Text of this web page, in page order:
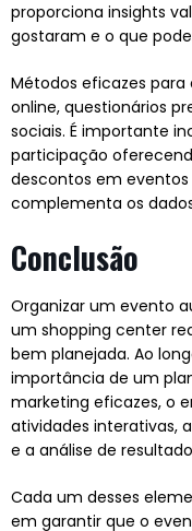
proporciona insights
gostaram e o que
Métodos eficazes
online, questionários
sociais. É importante
participação
descontos em
complementa os
Conclusão
Organizar um evento
um shopping center
bem planejada. Ao
importância de um
marketing eficazes, o
atividades interativas,
e a análise de
Cada um desses
em garantir que o